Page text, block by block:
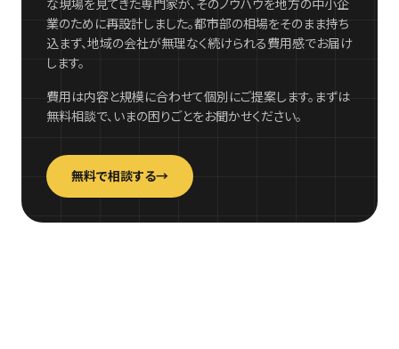
な現場を見てきた専門家が、そのノウハウを地方の中小企
業のために再設計しました。都市部の相場をそのまま持ち
込まず、地域の会社が無理なく続けられる費用感でお届け
します。
費用は内容と規模に合わせて個別にご提案します。まずは
無料相談で、いまの困りごとをお聞かせください。
無料で相談する→